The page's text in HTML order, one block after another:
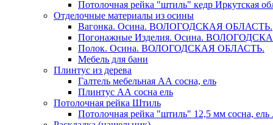
Потолочная рейка "штиль" кедр Иркутская
Отделочные материалы из осины
Вагонка. Осина. ВОЛОГОДСКАЯ ОБЛАСТЬ.
Погонажные Изделия. Осина.
Полок. Осина. ВОЛОГОДСКАЯ ОБЛАСТЬ.
Мебель для бани
Плинтус из дерева
Галтель мебельная АА сосна, ель
Плинтус АА сосна ель
Потолочная рейка Штиль
Потолочная рейка "штиль" 12,5 мм сосна, ель